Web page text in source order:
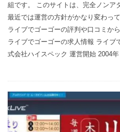
組です。 このサイトは、完全ノンア
最近では運営の方針がかなり変わっ
ライブでゴーゴーの評判や口コミか
ライブでゴーゴーの求人情報 ライブ
式会社ハイスペック 運営開始 2004